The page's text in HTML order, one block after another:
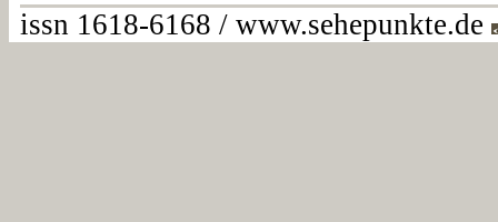
issn 1618-6168 / www.sehepunkte.de